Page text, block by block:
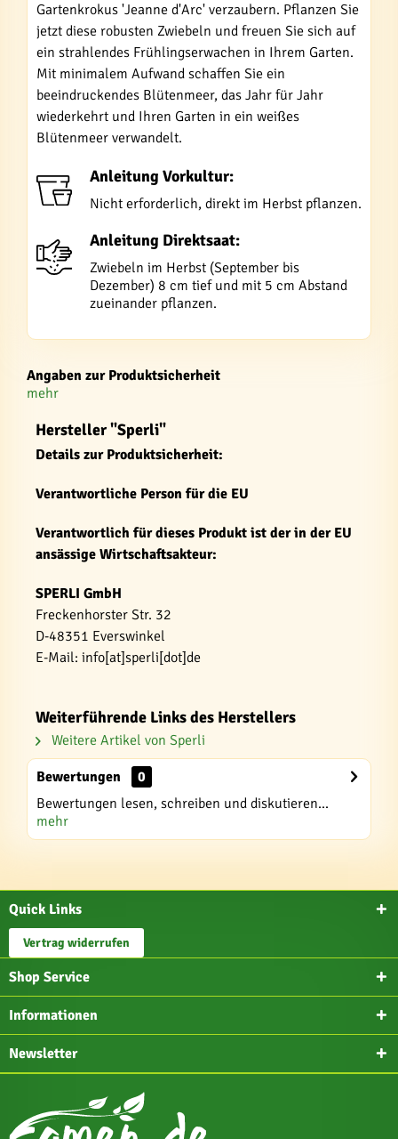
Gartenkrokus 'Jeanne d'Arc' verzaubern. Pflanzen Sie
jetzt diese robusten Zwiebeln und freuen Sie sich auf
ein strahlendes Frühlingserwachen in Ihrem Garten.
Mit minimalem Aufwand schaffen Sie ein
beeindruckendes Blütenmeer, das Jahr für Jahr
wiederkehrt und Ihren Garten in ein weißes
Blütenmeer verwandelt.
Anleitung Vorkultur:
Nicht erforderlich, direkt im Herbst pflanzen.
Anleitung Direktsaat:
Zwiebeln im Herbst (September bis
Dezember) 8 cm tief und mit 5 cm Abstand
zueinander pflanzen.
Angaben zur Produktsicherheit
mehr
Hersteller "Sperli"
Details zur Produktsicherheit:
Verantwortliche Person für die EU
Verantwortlich für dieses Produkt ist der in der EU
ansässige Wirtschaftsakteur:
SPERLI GmbH
Freckenhorster Str. 32
D-48351 Everswinkel
E-Mail: info[at]sperli[dot]de
Weiterführende Links des Herstellers
Weitere Artikel von Sperli
Bewertungen
0
Bewertungen lesen, schreiben und diskutieren...
mehr
Quick Links
Vertrag widerrufen
Shop Service
Informationen
Newsletter